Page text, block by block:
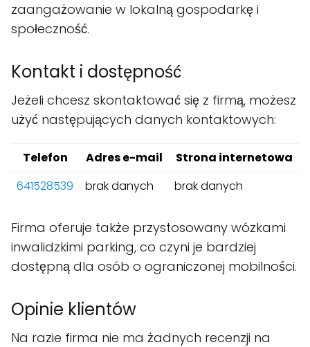
zaangażowanie w lokalną gospodarkę i
społeczność.
Kontakt i dostępność
Jeżeli chcesz skontaktować się z firmą, możesz
użyć następujących danych kontaktowych:
Telefon Adres e-mail
Strona internetowa
641528539
brak danych brak danych
Firma oferuje także przystosowany wózkami
inwalidzkimi parking, co czyni je bardziej
dostępną dla osób o ograniczonej mobilności.
Opinie klientów
Na razie firma nie ma żadnych recenzji na